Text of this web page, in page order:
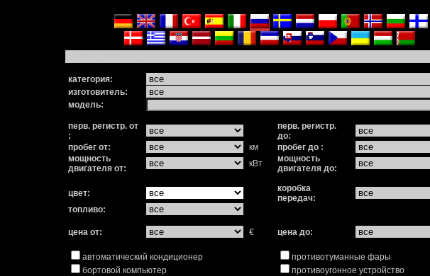
категория:
изготовитель:
модель:
перв. регистр. от
:
перв. регистр.
до:
пробег от:
км пробег до :
мощность
двигателя от:
кВт
мощность
двигателя до:
цвет:
коробка
передач:
топливо:
цена от: € цена до:
автоматический кондиционер
бортовой компьютер
противотуманные фары
противоугонное устройство